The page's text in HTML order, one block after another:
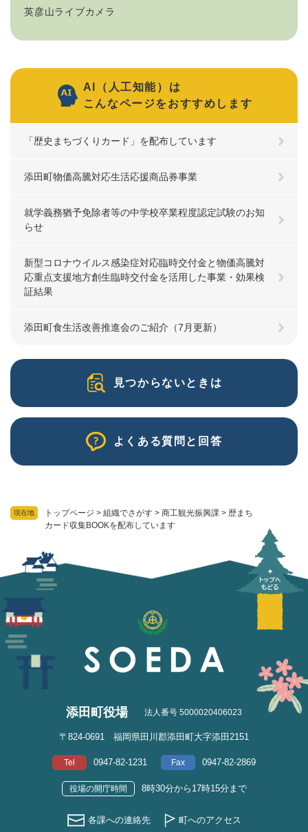
現在地 トップページ > 組織でさがす > 商工観光振興課 > 歴まち
カード収集BOOKを配布しています
英彦山ライブカメラ
AI（人工知能）は
こんなページをおすすめします
「歴史まちづくりカード」を配布しています
添田町物価高騰対応生活応援商品券事業
就学義務猶予免除者等の中学校卒業程度認定試験のお知
らせ
新型コロナウイルス感染症対応臨時交付金と物価高騰対
応重点支援地方創生臨時交付金を活用した事業・効果検
証結果
添田町食生活改善推進会のご紹介（7月更新）
見つからないときは
よくある質問と回答
添田町役場 法人番号 5000020406023
〒824-0691 福岡県田川郡添田町大字添田2151
Tel 0947-82-1231 Fax 0947-82-2869
役場の開庁時間 8時30分から17時15分まで
各課への連絡先 町へのアクセス